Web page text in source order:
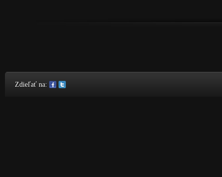
Zdieľať na: Share on Facebook